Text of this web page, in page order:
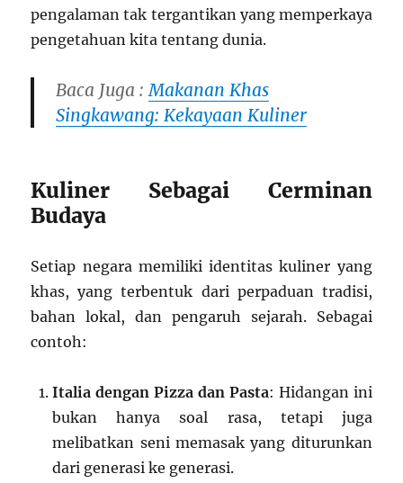
pengalaman tak tergantikan yang memperkaya
pengetahuan kita tentang dunia.
Baca Juga :Makanan Khas
Singkawang: Kekayaan Kuliner
Kuliner Sebagai Cerminan
Budaya
Setiap negara memiliki identitas kuliner yang
khas, yang terbentuk dari perpaduan tradisi,
bahan lokal, dan pengaruh sejarah. Sebagai
contoh:
Italia dengan Pizza dan Pasta: Hidangan ini
bukan hanya soal rasa, tetapi juga
melibatkan seni memasak yang diturunkan
dari generasi ke generasi.